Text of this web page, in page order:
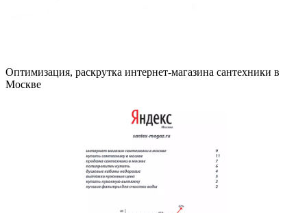
Оптимизация, раскрутка интернет-магазина сантехники в
Москве